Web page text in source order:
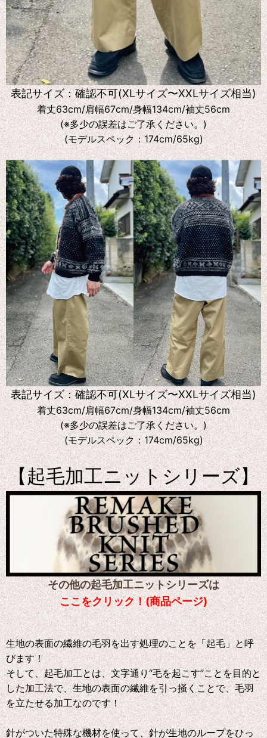
表記サイズ：確認不可(XLサイズ〜XXLサイズ相当)
着丈63cm/肩幅67cm/身幅134cm/袖丈56cm
(※多少の誤差はご了承ください。)
(モデルスペック：174cm/65kg)
表記サイズ：確認不可(XLサイズ〜XXLサイズ相当)
着丈63cm/肩幅67cm/身幅134cm/袖丈56cm
(※多少の誤差はご了承ください。)
(モデルスペック：174cm/65kg)
【起毛加工ニットシリーズ】
その他の起毛加工ニットシリーズは
ここをクリック！(商品ページ)
生地の表面の繊維の毛羽を出す処理のことを「起毛」と呼
びます！
そして、起毛加工とは、文字通り“毛を起こす”ことを目的と
した加工法で、生地の表面の繊維を引っ掻くことで、毛羽
を立たせる加工なのです！
針がついた特殊な機材を使って、針が生地のループをひっ